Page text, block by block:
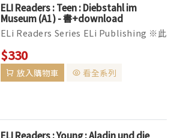
ELI Readers : Teen : Diebstahl im
Museum (A1) - 書+download
multimedia
ELi Readers Series ELi Publishing ※此
系列書籍CD版本已改版，目前國外出貨時
有可能替換成Audio Download線上音檔
下載版本。 ▌全彩印刷，全套分為Yo...
$330
放入購物車 看全系列
ELI Readers : Young : Aladin und die